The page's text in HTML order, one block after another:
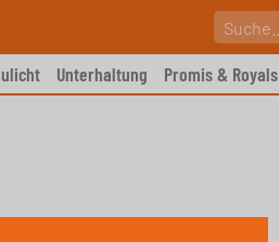
Unterhaltung Promis & Royals